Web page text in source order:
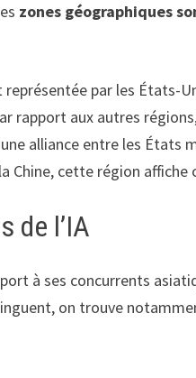
zones géographiques
par les États-
rapport aux autres
alliance entre les États
Chine, cette région
de l’IA
à ses concurrents
on trouve